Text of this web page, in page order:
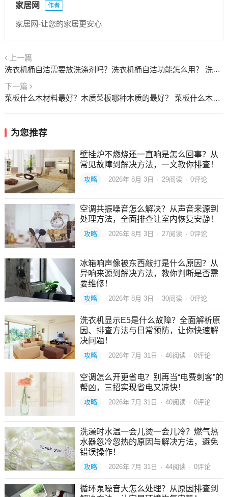
家居网 作者
家居网-让您的家居更安心
上一篇
洗衣机桶自洁需要放洗涤剂吗？洗衣机桶自洁功能怎么用？ 洗衣机桶自洁需要放毛巾吗
下一篇
菜板什么木材料最好？木质菜板哪种木质的最好？ 菜板什么木材料最好百度贴吧
为您推荐
壁挂炉不燃烧还一直响是怎么回事？从
常见故障到解决方法，一文教你排查！
攻略 2026年 8月 3日 · 29阅读 · 0评论
空调共振噪音怎么解决？从声音来源到
处理方法，全面排查让室内恢复安静！
攻略 2026年 8月 3日 · 27阅读 · 0评论
冰箱响声像被东西敲打是什么原因？从
异响来源到解决方法，教你判断是否需
要维修！
攻略 2026年 8月 3日 · 30阅读 · 0评论
洗衣机显示E5是什么故障？全面解析原
因、排查方法与日常预防，让你快速解
决问题！
攻略 2026年 7月 31日 · 46阅读 · 0评论
空调怎么开更省电？别再当“电费刺客”的
帮凶，三招实现省电又凉快！
攻略 2026年 7月 31日 · 40阅读 · 0评论
洗澡时水温一会儿烫一会儿冷？燃气热
水器忽冷忽热的原因与解决方法，避免
错误操作！
攻略 2026年 7月 31日 · 44阅读 · 0评论
循环泵噪音大怎么处理？从原因排查到